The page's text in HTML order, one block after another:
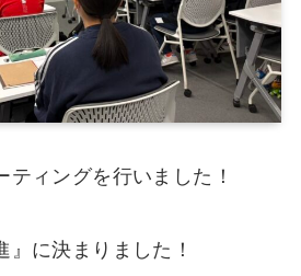
ィングを行いました！
に決まりました！